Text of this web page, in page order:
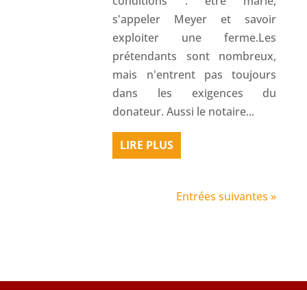
s'appeler Meyer et savoir
exploiter une ferme.Les
prétendants sont nombreux,
mais n'entrent pas toujours
dans les exigences du
donateur. Aussi le notaire...
LIRE PLUS
Entrées suivantes »